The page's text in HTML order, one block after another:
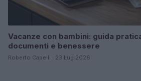
Vacanze con bambini: guida
documenti e benessere
Roberto Capelli · 23 Lug 2026